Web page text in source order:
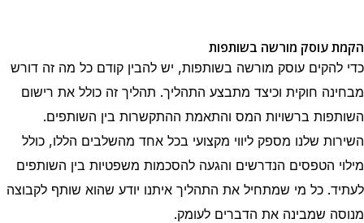
הקמת עוסק מורשה בשותפות
כדי להקים עוסק מורשה בשותפות, יש להבין קודם כל מה זה דורש
מבחינה חוקית וכיצד מתבצע התהליך. תהליך זה כולל את רישום
השותפות ברשויות המס והתאמת ההתקשרות בין השותפים.
השירות שלנו מספק ליווי מקצועי בכל אחד מהשלבים הללו, כולל
מילוי הטפסים הנדרשים והגעה להסכמות משפטיות בין השותפים
לעתיד. כל מי שמתחיל את התהליך איתנו יודע שהוא שותף לקבוצה
מנוסה שמבינה את הדברים לעומק.